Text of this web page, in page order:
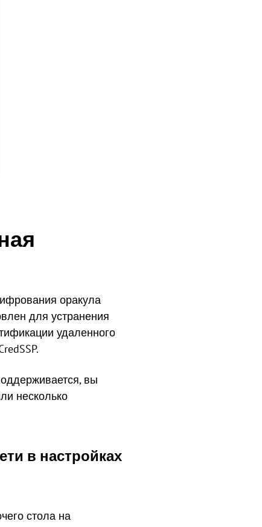
оракула
для устранения
удаленного
вы
несколько
в настройках
стола на